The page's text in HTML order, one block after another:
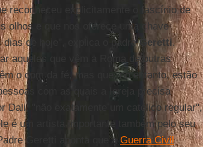
reconheceu explicitamente o fascínio de
olhos e que nos oferece uma chave
dias de hoje", explica o padreGeretti.
aqueles que vêm a Roma de outras
o dom da fé, mas que, no entanto, estão
com as quais a Igreja precisa
Dali, "não exatamente um católico regular",
é um artista importante também pelo seu
Geretti aponta que a Guerra Civil